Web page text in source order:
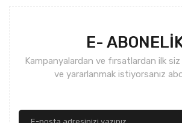
E-
Kampanyalardan ve fırsatlardan ilk
ve yararlanmak istiyorsanız